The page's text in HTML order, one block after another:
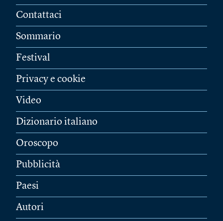
Contattaci
Sommario
Festival
Privacy e cookie
Video
Dizionario italiano
Oroscopo
Pubblicità
Paesi
Autori